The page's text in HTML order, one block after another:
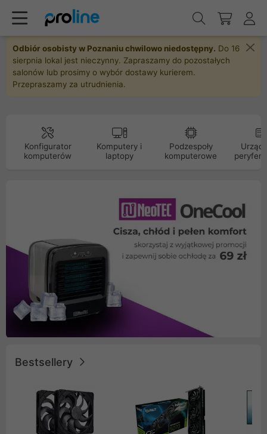
Odbiór osobisty w Poznaniu chwilowo niedostępny. Do 16
sierpnia lokal jest nieczynny. Zapraszamy do pozostałych
salonów lub prosimy o wybór dostawy kurierem.
Przepraszamy za utrudnienia.
Konfigurator
komputerów
Komputery i
laptopy
Podzespoły
komputerowe
Bestsellery